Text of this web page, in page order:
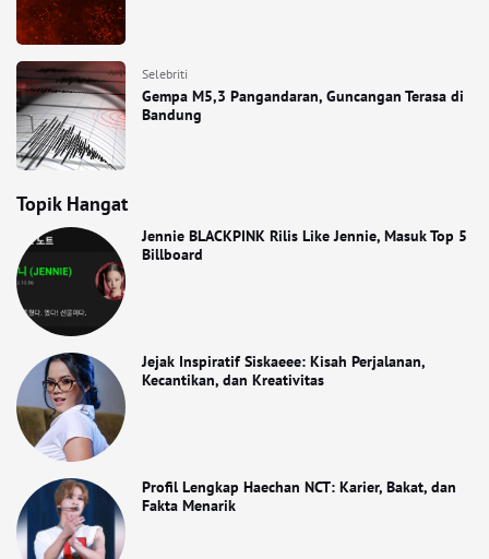
Selebriti
Gempa M5,3 Pangandaran, Guncangan Terasa di
Bandung
Topik Hangat
Jennie BLACKPINK Rilis Like Jennie, Masuk Top 5
Billboard
Jejak Inspiratif Siskaeee: Kisah Perjalanan,
Kecantikan, dan Kreativitas
Profil Lengkap Haechan NCT: Karier, Bakat, dan
Fakta Menarik